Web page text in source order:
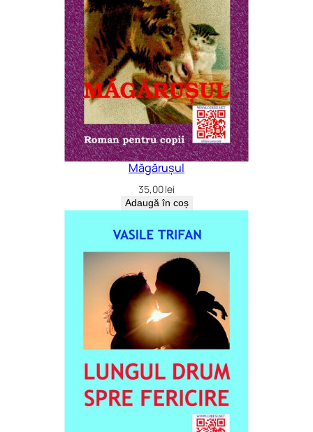
Măgărușul
35,00lei
Adaugă în coș